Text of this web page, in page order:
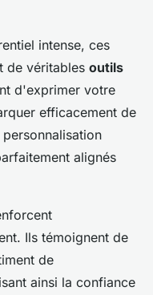
intense, ces
de véritables outils
d'exprimer votre
efficacement de
alignés
Ils témoignent de
de
ainsi la confiance